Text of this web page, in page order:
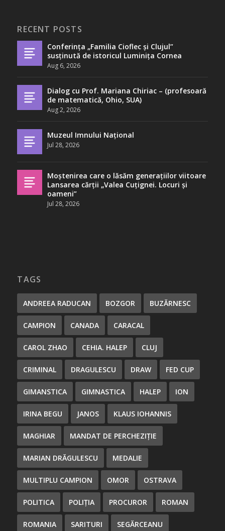
RECENT POSTS
Conferința „Familia Cioflec și Clujul”
susținută de istoricul Luminița Cornea
Aug 6, 2026
Dialog cu Prof. Mariana Chiriac – (profesoară
de matematică, Ohio, SUA)
Aug 2, 2026
Muzeul Imnului Național
Jul 28, 2026
Moștenirea care o lăsăm generațiilor viitoare
Lansarea cărții „Valea Cuțignei. Locuri și
oameni”
Jul 28, 2026
TAGS
ANDREEA RADUCAN BOZGOR BUZĂRNESC
CAMPION CANADA CARACAL
CAROL ZHAO CEHIA. HALEP CLUJ
CRIMINAL DRAGULESCU DRAW FED CUP
GIMANSTICA GIMNASTICA HALEP ION
IRINA BEGU JANOS KLAUS IOHANNIS
MAGHIAR MANDAT DE PERCHEZIȚIE
MARIAN DRĂGULESCU MEDALIE
MULTIPLU CAMPION OMOR OSTRAVA
POLITICA POLIȚIA PROCUROR ROMAN
ROMANIA SARITURI SEGĂRCEANU